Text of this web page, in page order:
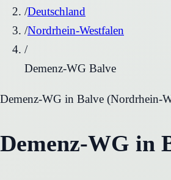
/Deutschland
/Nordrhein-Westfalen
/
Demenz-WG Balve
Demenz-WG in Balve (Nordrhein-
Demenz-WG in